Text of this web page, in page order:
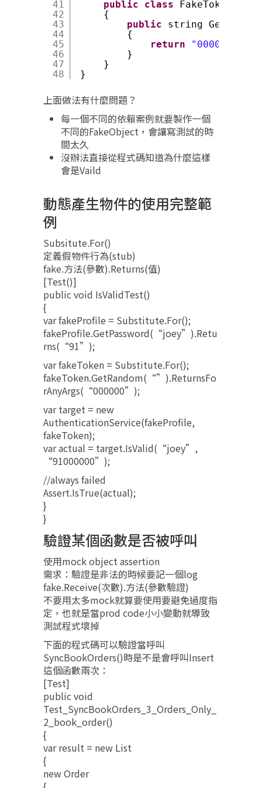
41
42
43
44
45
46
47
48
public
class
{
public
string
{
return
"000000"
}
}
}
上面做法有什麼問題？
每一個不同的依賴案例就要製作一個
不同的FakeObject，會讓寫測試的時
間太久
沒辦法直接從程式碼知道為什麼這樣
會是Vaild
動態產生物件的使用完整範
例
Subsitute.For()
定義假物件行為(stub)
fake.方法(參數).Returns(值)
[Test()]
public void IsValidTest()
{
var fakeProfile = Substitute.For();
fakeProfile.GetPassword(“joey”).Retu
rns(“91”);
var fakeToken = Substitute.For();
fakeToken.GetRandom(“”).ReturnsFo
rAnyArgs(“000000”);
var target = new
AuthenticationService(fakeProfile,
fakeToken);
var actual = target.IsValid(“joey”,
“91000000”);
//always failed
Assert.IsTrue(actual);
}
}
驗證某個函數是否被呼叫
使用mock object assertion
需求：驗證是非法的時候要記一個log
fake.Receive(次數).方法(參數驗證)
不要用太多mock就算要使用要避免過度指
定，也就是當prod code小小變動就導致
測試程式壞掉
下面的程式碼可以驗證當呼叫
SyncBookOrders()時是不是會呼叫Insert
這個函數兩次：
[Test]
public void
Test_SyncBookOrders_3_Orders_Only_
2_book_order()
{
var result = new List
{
new Order